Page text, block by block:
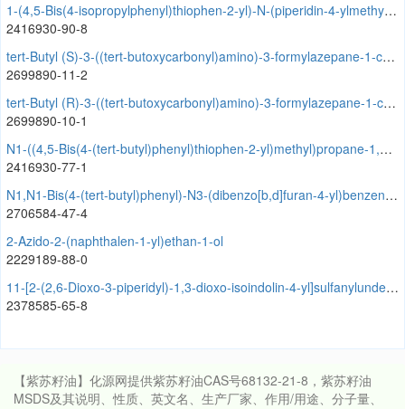
1-(4,5-Bis(4-isopropylphenyl)thiophen-2-yl)-N-(piperidin-4-ylmethyl)methanamine
2416930-90-8
tert-Butyl (S)-3-((tert-butoxycarbonyl)amino)-3-formylazepane-1-carboxylate
2699890-11-2
tert-Butyl (R)-3-((tert-butoxycarbonyl)amino)-3-formylazepane-1-carboxylate
2699890-10-1
N1-((4,5-Bis(4-(tert-butyl)phenyl)thiophen-2-yl)methyl)propane-1,3-diamine
2416930-77-1
N1,N1-Bis(4-(tert-butyl)phenyl)-N3-(dibenzo[b,d]furan-4-yl)benzene-1,3-diamine
2706584-47-4
2-Azido-2-(naphthalen-1-yl)ethan-1-ol
2229189-88-0
11-[2-(2,6-Dioxo-3-piperidyl)-1,3-dioxo-isoindolin-4-yl]sulfanylundecanoic acid
2378585-65-8
【紫苏籽油】化源网提供紫苏籽油CAS号68132-21-8，紫苏籽油
MSDS及其说明、性质、英文名、生产厂家、作用/用途、分子量、